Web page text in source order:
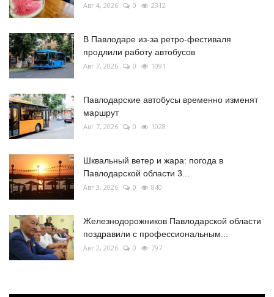
Авг 4, 2026 0 2312
В Павлодаре из-за ретро-фестиваля
продлили работу автобусов
Авг 7, 2026 0 1091
Павлодарские автобусы временно изменят
маршрут
Авг 7, 2026 0 1028
Шквальный ветер и жара: погода в
Павлодарской области 3...
Авг 3, 2026 0 840
Железнодорожников Павлодарской области
поздравили с профессиональным...
Авг 2, 2026 0 797